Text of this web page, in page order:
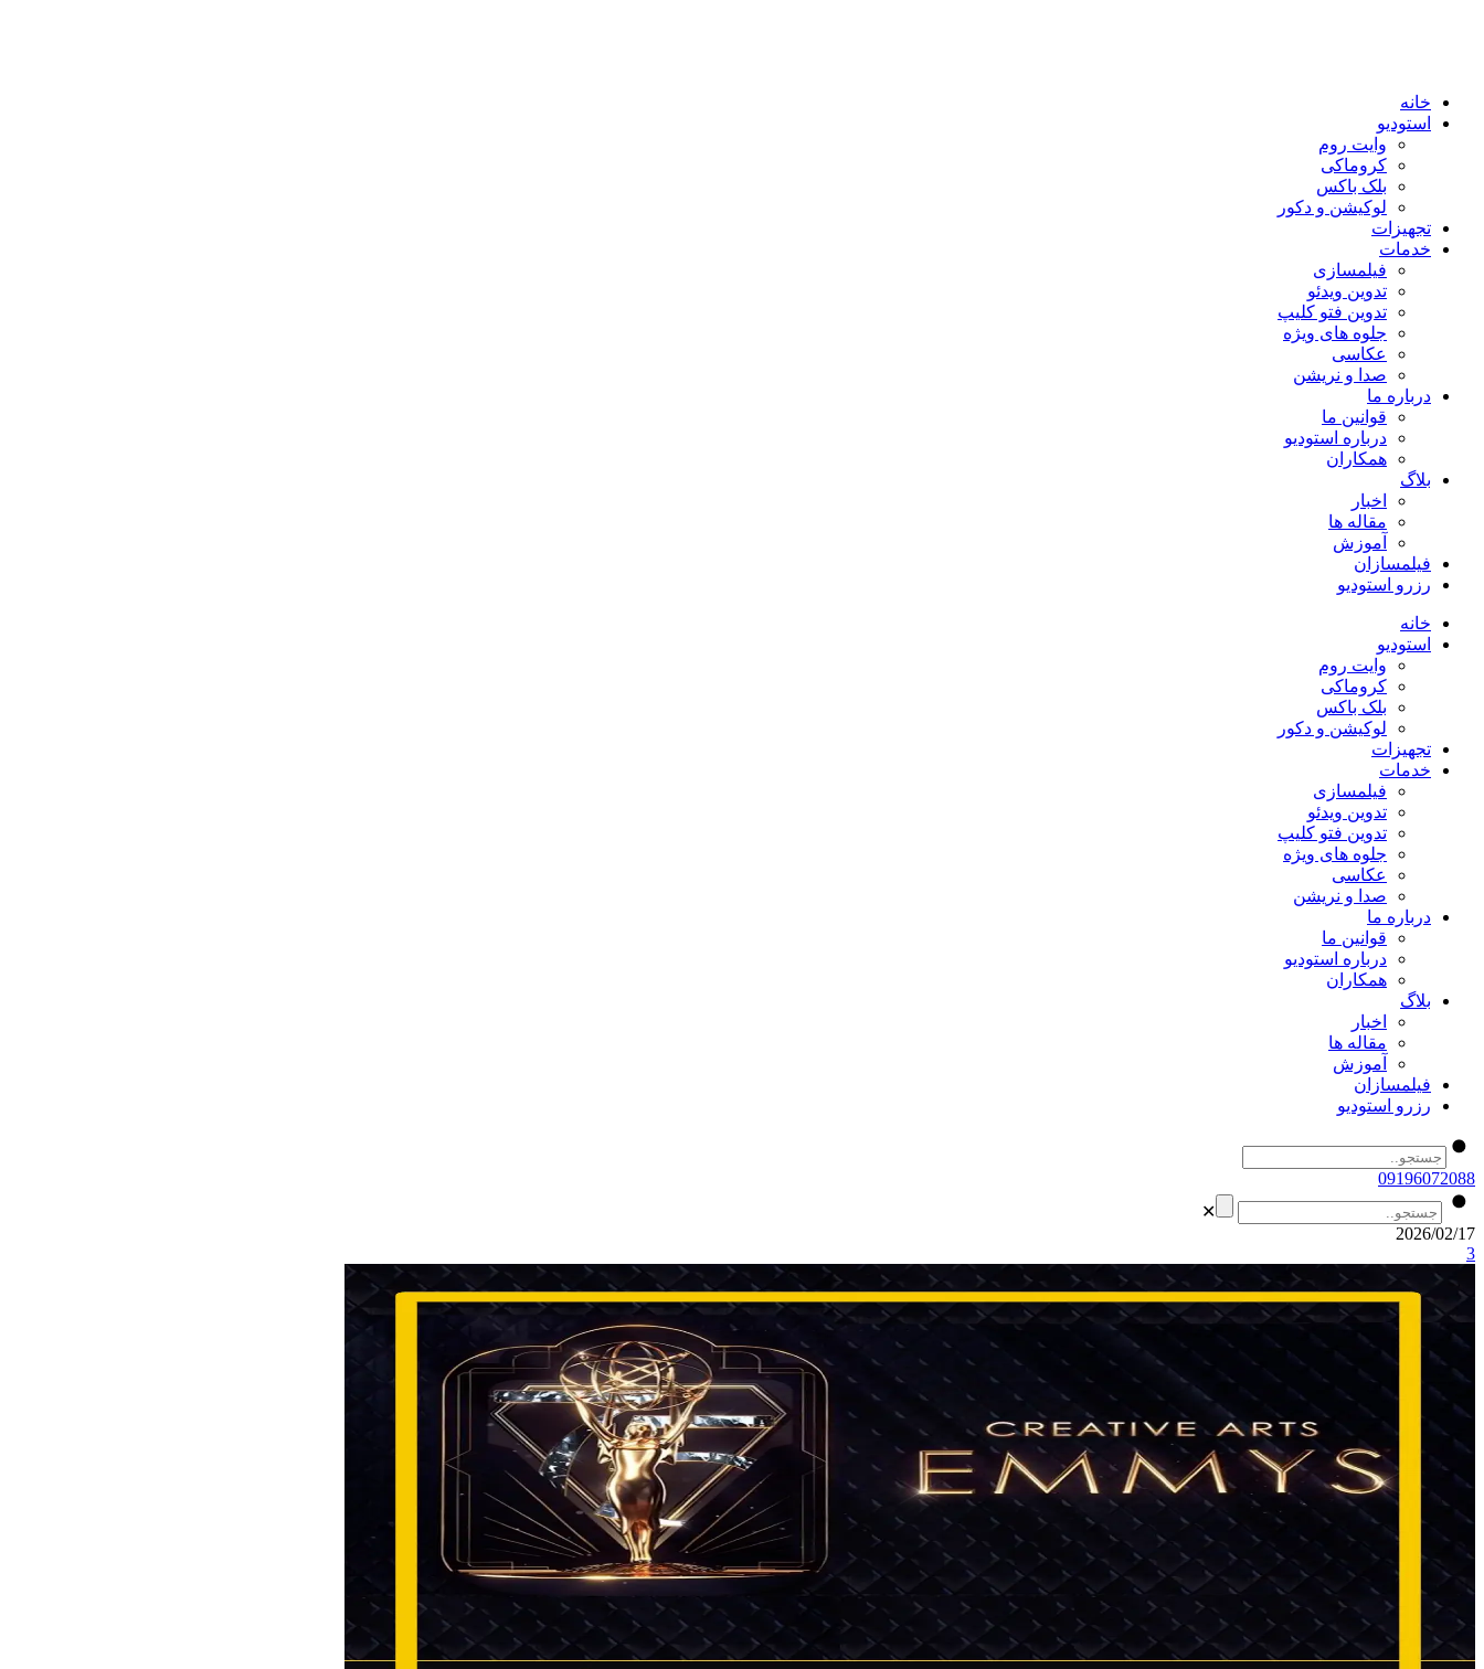
خانه
استودیو
وایت روم
کروماکی
بلک باکس
لوکیشن و دکور
تجهیزات
خدمات
فیلمسازی
تدوین ویدئو
تدوین فتو کلیپ
جلوه های ویژه
عکاسی
صدا و نریشن
درباره ما
قوانین ما
درباره استودیو
همکاران
بلاگ
اخبار
مقاله ها
آموزش
فیلمسازان
رزرو استودیو
خانه
استودیو
وایت روم
کروماکی
بلک باکس
لوکیشن و دکور
تجهیزات
خدمات
فیلمسازی
تدوین ویدئو
تدوین فتو کلیپ
جلوه های ویژه
عکاسی
صدا و نریشن
درباره ما
قوانین ما
درباره استودیو
همکاران
بلاگ
اخبار
مقاله ها
آموزش
فیلمسازان
رزرو استودیو
09196072088
✕
2026/02/17
3